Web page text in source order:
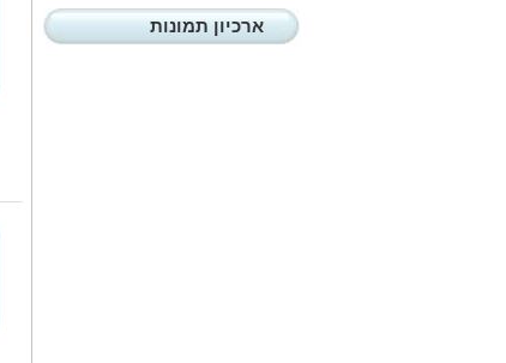
ארכיון תמונות